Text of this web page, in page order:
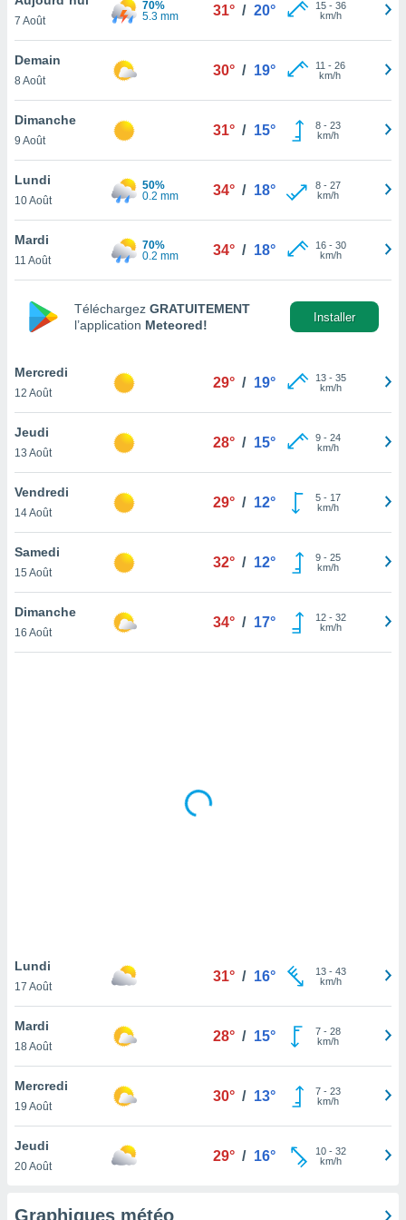
et
»,
au
vous
qu'ils
ou
le
ainsi
un
la
du
votre
à
en
le
notre
que
et que
7 Août
70%
5.3 mm
31° / 20° 15- 36
km/h
Demain
8 Août
30° / 19° 11 - 26
km/h
Dimanche
9 Août
31° / 15° 8- 23
km/h
Lundi
10 Août
50%
0.2 mm
34° / 18° 8- 27
km/h
Mardi
11 Août
70%
0.2 mm
34° / 18° 16- 30
km/h
Téléchargez GRATUITEMENT
l’application Meteored!
Installer
Mercredi
12 Août
29° / 19° 13- 35
km/h
Jeudi
13 Août
28° / 15° 9- 24
km/h
Vendredi
14 Août
29° / 12° 5- 17
km/h
Samedi
15 Août
32° / 12° 9- 25
km/h
Dimanche
16 Août
34° / 17° 12- 32
km/h
Lundi
17 Août
31° / 16° 13- 43
km/h
Mardi
18 Août
28° / 15° 7- 28
km/h
Mercredi
19 Août
30° / 13° 7- 23
km/h
Jeudi
20 Août
29° / 16° 10- 32
km/h
Graphiques météo